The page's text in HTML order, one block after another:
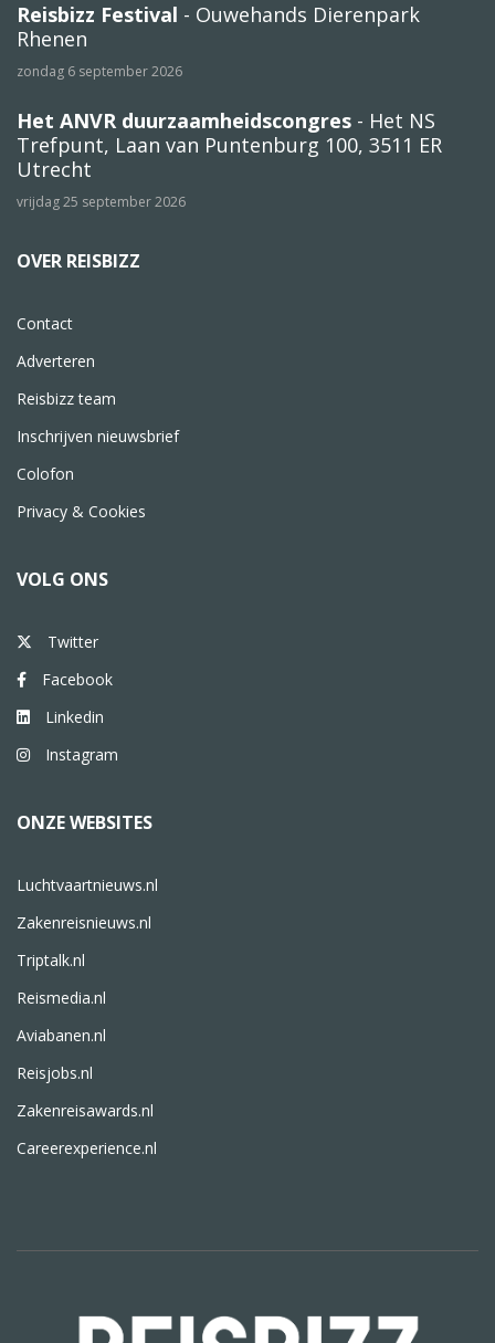
Reisbizz Festival - Ouwehands Dierenpark
Rhenen
zondag 6 september 2026
Het ANVR duurzaamheidscongres - Het NS
Trefpunt, Laan van Puntenburg 100, 3511 ER
Utrecht
vrijdag 25 september 2026
OVER REISBIZZ
Contact
Adverteren
Reisbizz team
Inschrijven nieuwsbrief
Colofon
Privacy & Cookies
VOLG ONS
Twitter
Facebook
Linkedin
Instagram
ONZE WEBSITES
Luchtvaartnieuws.nl
Zakenreisnieuws.nl
Triptalk.nl
Reismedia.nl
Aviabanen.nl
Reisjobs.nl
Zakenreisawards.nl
Careerexperience.nl